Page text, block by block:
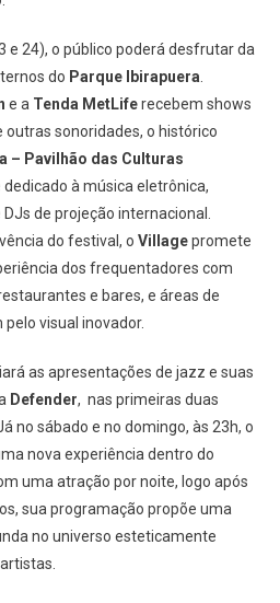
e 24), o público poderá desfrutar da
do Parque Ibirapuera.
e a Tenda MetLiferecebem shows
outras sonoridades, o histórico
– Pavilhão das Culturas
à música eletrônica,
de projeção internacional.
do festival, o Villagepromete
dos frequentadores com
e bares, e áreas de
visual inovador.
as apresentações de jazz e suas
Defender, nas primeiras duas
no sábado e no domingo, às 23h, o
nova experiência dentro do
uma atração por noite, logo após
sua programação propõe uma
no universo esteticamente